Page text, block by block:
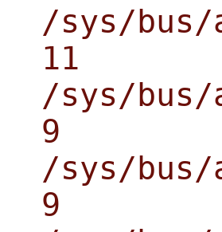
/sys/bus/
11
/sys/bus/
9
/sys/bus/
9